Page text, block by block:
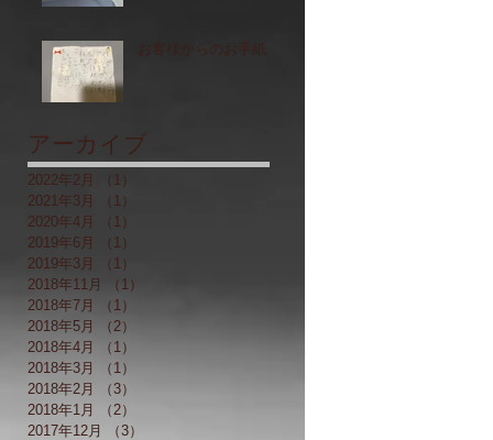
お客様からのお手紙
アーカイブ
2022年2月 （1）
2021年3月
（1）
2020年4月
（1）
2019年6月
（1）
2019年3月
（1）
2018年11月
（1）
2018年7月
（1）
2018年5月
（2）
2018年4月
（1）
2018年3月
（1）
2018年2月
（3）
2018年1月
（2）
2017年12月
（3）